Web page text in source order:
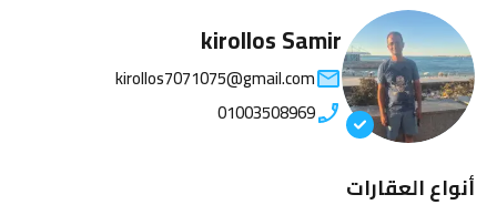
kirollos Samir
kirollos7071075@gmail.com
01003508969
أنواع العقارات